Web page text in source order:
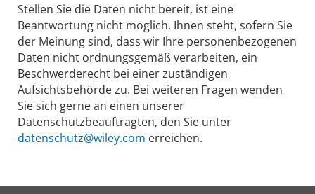
Stellen Sie die Daten nicht bereit, ist eine
Beantwortung nicht möglich. Ihnen steht, sofern Sie
der Meinung sind, dass wir Ihre personenbezogenen
Daten nicht ordnungsgemäß verarbeiten, ein
Beschwerderecht bei einer zuständigen
Aufsichtsbehörde zu. Bei weiteren Fragen wenden
Sie sich gerne an einen unserer
Datenschutzbeauftragten, den Sie unter
datenschutz@wiley.com erreichen.